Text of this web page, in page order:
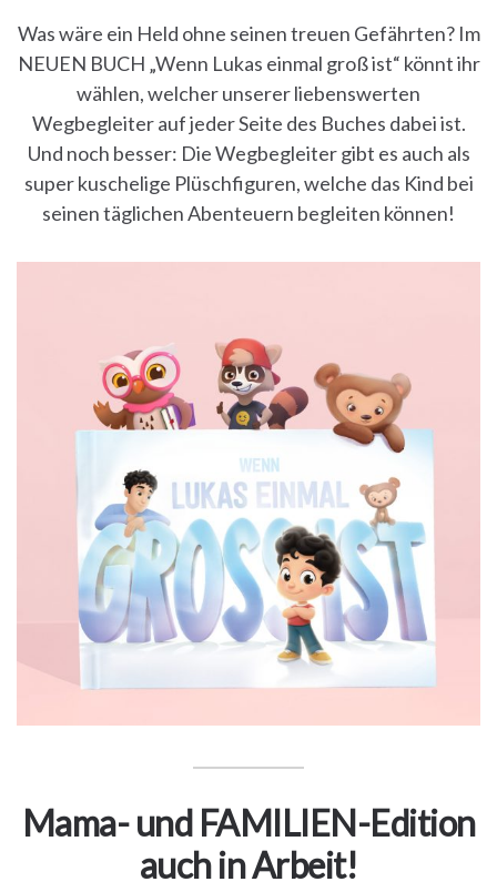
Was wäre ein Held ohne seinen treuen Gefährten? Im
NEUEN BUCH „Wenn Lukas einmal groß ist“ könnt ihr
wählen, welcher unserer liebenswerten
Wegbegleiter auf jeder Seite des Buches dabei ist.
Und noch besser: Die Wegbegleiter gibt es auch als
super kuschelige Plüschfiguren, welche das Kind bei
seinen täglichen Abenteuern begleiten können!
Mama- und FAMILIEN-Edition
auch in Arbeit!